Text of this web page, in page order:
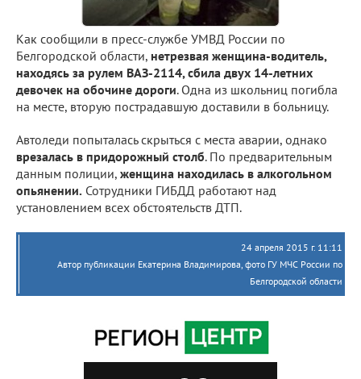
Как сообщили в пресс-службе УМВД России по
Белгородской области, нетрезвая женщина-водитель,
находясь за рулем ВАЗ-2114, сбила двух 14-летних
девочек на обочине дороги. Одна из школьниц погибла
на месте, вторую пострадавшую доставили в больницу.
Автоледи попыталась скрыться с места аварии, однако
врезалась в придорожный столб. По предварительным
данным полиции, женщина находилась в алкогольном
опьянении. Сотрудники ГИБДД работают над
установлением всех обстоятельств ДТП.
24 апреля 2015 г. 11:11
Автор публикации Екатерина Владимирова, фото ГУ МЧС России по
Белгородской области